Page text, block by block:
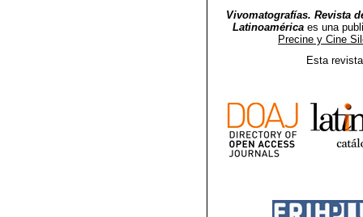
Vivomatografías. Revista
Latinoamérica es una
Precine y Cine
Esta